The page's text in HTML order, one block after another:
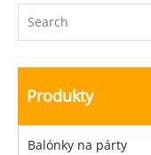
Produkty
Balónky na párty